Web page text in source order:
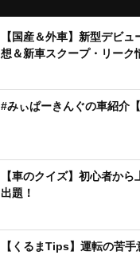
【国産＆外車】新型デビ
想＆新車スクープ・リーク
#みぃぱーきんぐの車紹介
【車のクイズ】初心者か
出題！
【くるまTips】運転の苦